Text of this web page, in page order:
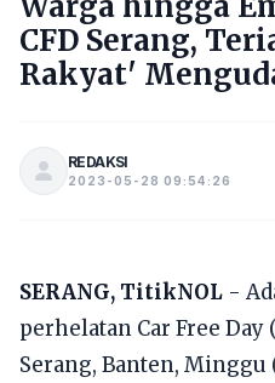
CFD Serang,
Rakyat'
REDAKSI
2023-05-28 09:54:26
SERANG, TitikNOL -
perhelatan Car Free
Serang, Banten, Minggu